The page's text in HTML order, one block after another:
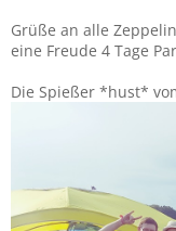
Grüße an alle
eine Freude 4 Tage
Die Spießer *hust*